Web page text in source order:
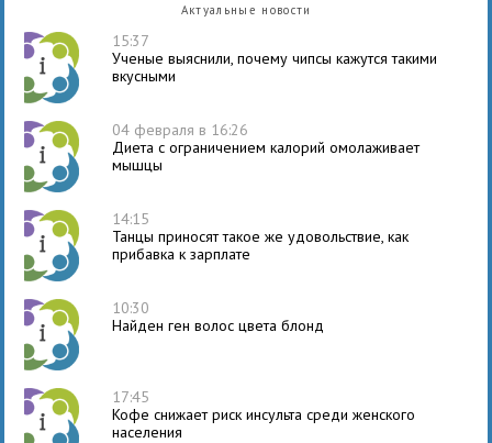
Актуальные новости
15:37
Ученые выяснили, почему чипсы кажутся такими
вкусными
04 февраля в 16:26
Диета с ограничением калорий омолаживает
мышцы
14:15
Танцы приносят такое же удовольствие, как
прибавка к зарплате
10:30
Найден ген волос цвета блонд
17:45
Кофе снижает риск инсульта среди женского
населения